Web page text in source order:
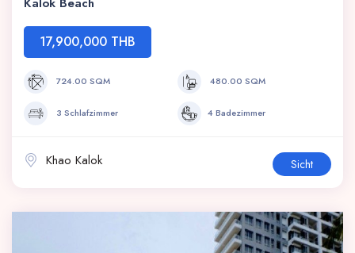
17,900,000 THB
724.00 SQM 480.00 SQM
3 Schlafzimmer 4 Badezimmer
Khao Kalok Sicht